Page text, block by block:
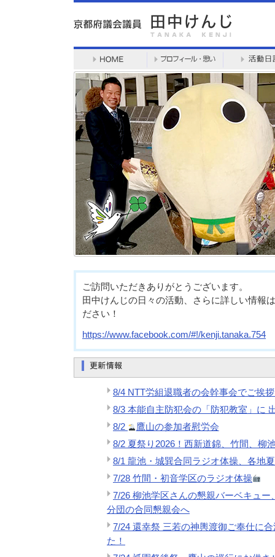
ご訪問いただきありがとうございます。
田中けんじの日々の活動、さらに詳しい情報
ださい！
https://www.facebook.com/#!/kenji.tanaka.754
8/4 NTT労組退職者の会幹事会でご挨
8/3 本能自主防犯会の「防犯教室」に
8/2
鷹山の参加者慰労会
8/2 夏祭り2026！西新道錦、竹間、柳
8/1 龍池・城巽合同ラジオ体操、各地
7/28 竹間・初音学区のラジオ体操
7/26 柳池学区さんの懇親バーベキュ
分団の合同懇親会へ
7/24 還幸祭 三若の神輿渡御ご奉仕に
た！